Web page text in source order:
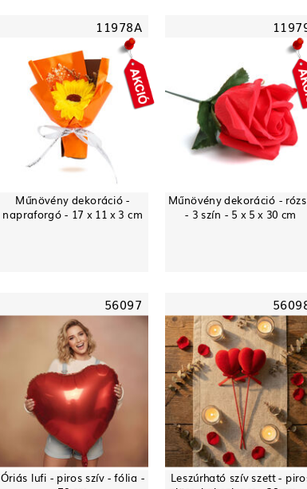
11978A
Műnövény dekoráció -
napraforgó - 17 x 11 x 3 cm
Műnövény dekoráció -
- 3 szín - 5 x 5 x 30 cm
56097
Óriás lufi - piros szív - fólia -
Leszúrható szív szett -